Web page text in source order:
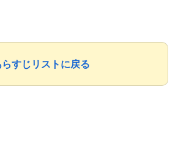
らすじリストに戻る